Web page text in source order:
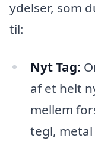
ydelser, som
til:
Nyt Tag:
af et helt
mellem
tegl,